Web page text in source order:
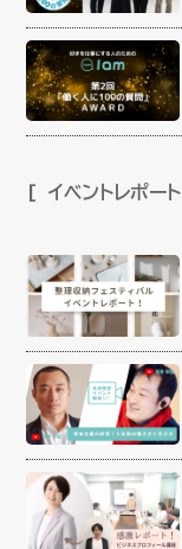
イベントレポート